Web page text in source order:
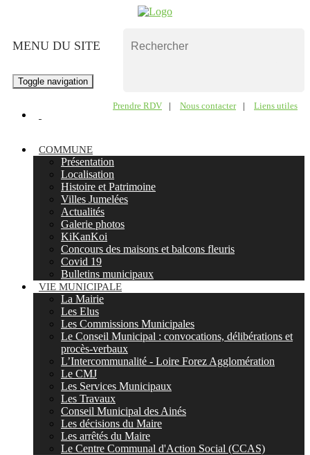
Prendre RDV | Nous contacter | Liens utiles
MENU DU SITE
Toggle navigation
COMMUNE
Présentation
Localisation
Histoire et Patrimoine
Villes Jumelées
Actualités
Galerie photos
KiKanKoi
Concours des maisons et balcons fleuris
Covid 19
Bulletins municipaux
VIE MUNICIPALE
La Mairie
Les Elus
Les Commissions Municipales
Le Conseil Municipal : convocations, délibérations et
procès-verbaux
L’Intercommunalité - Loire Forez Agglomération
Le CMJ
Les Services Municipaux
Les Travaux
Conseil Municipal des Ainés
Les décisions du Maire
Les arrêtés du Maire
Le Centre Communal d'Action Social (CCAS)